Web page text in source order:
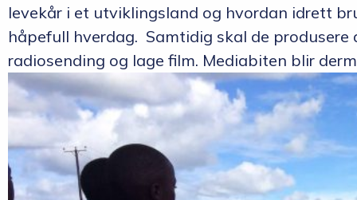
levekår i et utviklingsland og hvordan idrett
håpefull hverdag. Samtidig skal de
radiosending og lage film. Mediabiten blir